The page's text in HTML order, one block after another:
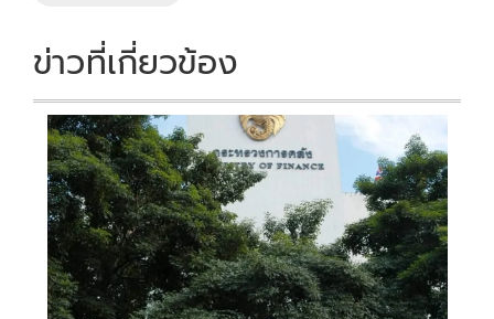
ข่าวที่เกี่ยวข้อง